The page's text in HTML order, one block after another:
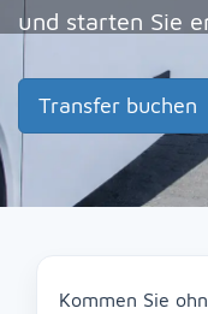
und starten Sie
Transfer buchen
Kommen Sie